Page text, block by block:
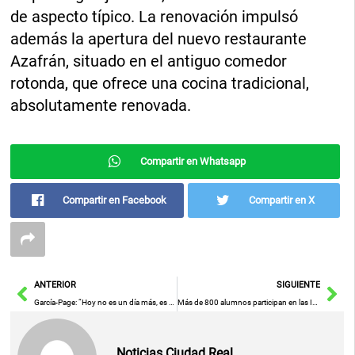
de aspecto típico. La renovación impulsó
además la apertura del nuevo restaurante
Azafrán, situado en el antiguo comedor
rotonda, que ofrece una cocina tradicional,
absolutamente renovada.
Compartir en Whatsapp
Compartir en Facebook Compartir en X
AntANTERIOR
García-Page: “Hoy no es un día más, es un día de fuerza en el que nos acordamos, más que nunca, de todas las víctimas de ETA”
SIGUIENTE
Más de 800 alumnos participan en las II Olimpiadas Escolares del barrio del Polígono centradas en el deporte inclusivo